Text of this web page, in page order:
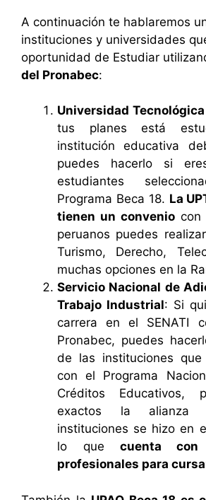
A continuación te hablaremos
instituciones y universidades
oportunidad de Estudiar
del Pronabec:
Universidad
tus planes está
institución educativa
puedes hacerlo si
estudiantes
Programa Beca 18. La
tienen un convenio con
peruanos puedes
Turismo, Derecho,
muchas opciones en la
Servicio Nacional de
Trabajo Industrial: Si
carrera en el SENATI
Pronabec, puedes
de las instituciones que
con el Programa
Créditos Educativos,
exactos la alianza
instituciones se hizo en
lo que cuenta con
profesionales para